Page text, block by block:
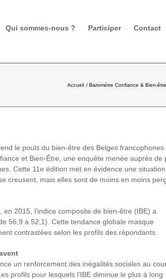
Qui sommes-nous ? Participer Contact
Accueil Baromètre Confiance & Bien-
le pouls du bien-être des Belges francophones
et Bien-Être, une enquête menée auprès de
Cette 11e édition met en évidence une situation
creusent, mais elles sont de moins en moins
2015, l’indice composite de bien-être (IBE) a
56,9 à 52,1). Cette tendance globale masque
contrastées selon les profils des répondants.
un renforcement des inégalités sociales au
profils pour lesquels l’IBE diminue le plus à long